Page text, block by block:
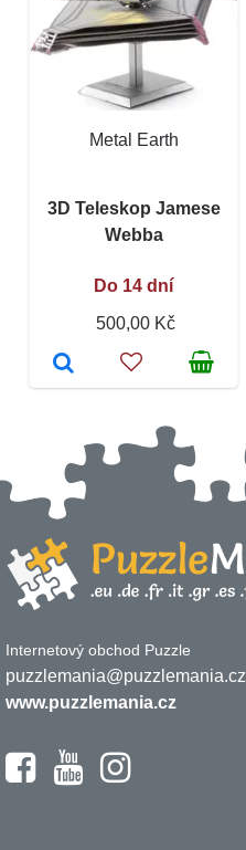
Metal Earth
3D Teleskop Jamese
Webba
Do 14 dní
500,00 Kč
Internetový obchod Puzzle
puzzlemania@puzzlemania.cz
www.puzzlemania.cz